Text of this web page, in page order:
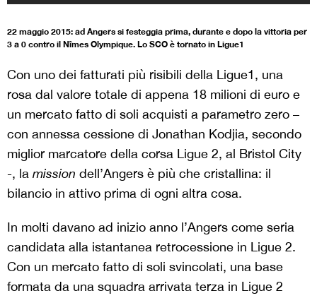
22 maggio 2015: ad Angers si festeggia prima, durante e dopo la vittoria per
3 a 0 contro il Nîmes Olympique. Lo SCO è tornato in Ligue1
Con uno dei fatturati più risibili della Ligue1, una
rosa dal valore totale di appena 18 milioni di euro e
un mercato fatto di soli acquisti a parametro zero –
con annessa cessione di Jonathan Kodjia, secondo
miglior marcatore della corsa Ligue 2, al Bristol City
-, la mission dell’Angers è più che cristallina: il
bilancio in attivo prima di ogni altra cosa.
In molti davano ad inizio anno l’Angers come seria
candidata alla istantanea retrocessione in Ligue 2.
Con un mercato fatto di soli svincolati, una base
formata da una squadra arrivata terza in Ligue 2